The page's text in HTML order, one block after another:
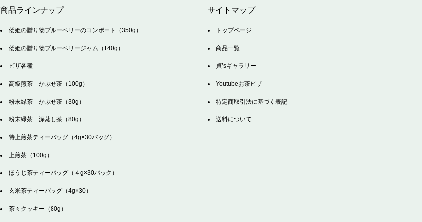
商品ラインナップ
倭姫の贈り物ブルーベリーのコンポート（350g）
倭姫の贈り物ブルーベリージャム（140g）
ピザ各種
高級煎茶 かぶせ茶（100g）
粉末緑茶 かぶせ茶（30g）
粉末緑茶 深蒸し茶（80g）
特上煎茶ティーバッグ（4g×30バッグ）
上煎茶（100g）
ほうじ茶ティーバッグ（４g×30バック）
玄米茶ティーバッグ（4g×30）
茶々クッキー（80g）
サイトマップ
トップページ
商品一覧
貞’sギャラリー
Youtubeお茶ピザ
特定商取引法に基づく表記
送料について